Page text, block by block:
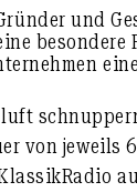
und
besondere
von jeweils